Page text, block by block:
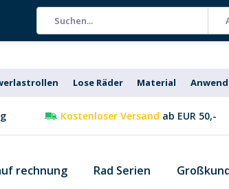
Lose Räder Material
Kostenloser Versand ab EUR 50,-
rechnung Rad Serien